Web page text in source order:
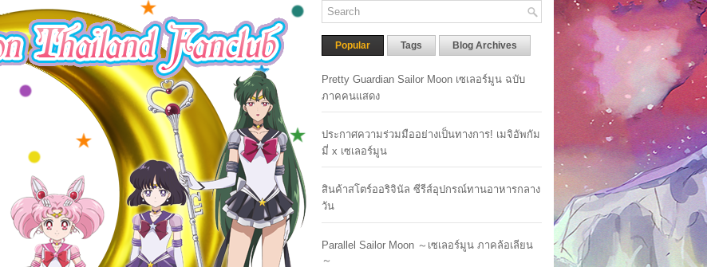
Popular Tags Blog Archives
Pretty Guardian Sailor Moon เซเลอร์มูน ฉบับ
ภาคคนแสดง
ประกาศความร่วมมืออย่างเป็นทางการ! เมจิอัพกัม
มี่ x เซเลอร์มูน
สินค้าสโตร์ออริจินัล ซีรีส์อุปกรณ์ทานอาหารกลาง
วัน
Parallel Sailor Moon ～เซเลอร์มูน ภาคล้อเลียน
～